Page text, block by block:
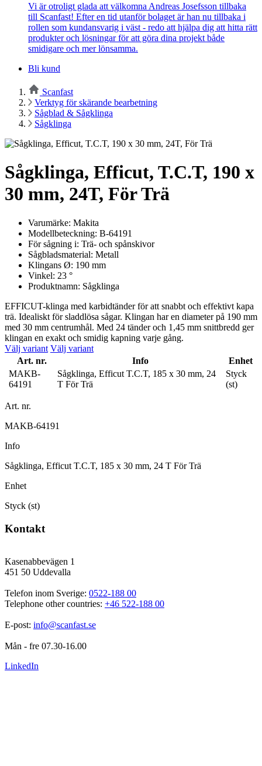
Vi är otroligt glada att välkomna Andreas Josefsson tillbaka
till Scanfast! Efter en tid utanför bolaget är han nu tillbaka i
rollen som kundansvarig i väst - redo att hjälpa dig att hitta rätt
produkter och lösningar för att göra dina projekt både
smidigare och mer lönsamma.
Bli kund
Scanfast
Verktyg för skärande bearbetning
Sågblad & Sågklinga
Sågklinga
Sågklinga, Efficut, T.C.T, 190 x
30 mm, 24T, För Trä
Varumärke: Makita
Modellbeteckning: B-64191
För sågning i: Trä- och spånskivor
Sågbladsmaterial: Metall
Klingans Ø: 190 mm
Vinkel: 23 °
Produktnamn: Sågklinga
EFFICUT-klinga med karbidtänder för att snabbt och effektivt kapa
trä. Idealiskt för sladdlösa sågar. Klingan har en diameter på 190 mm
med 30 mm centrumhål. Med 24 tänder och 1,45 mm snittbredd ger
klingan en exakt och smidig kapning varje gång.
Välj variant Välj variant
Art. nr.
Info
Enhet
MAKB-
64191
Sågklinga, Efficut T.C.T, 185 x 30 mm, 24
T För Trä
Styck
(st)
Art. nr.
MAKB-64191
Info
Sågklinga, Efficut T.C.T, 185 x 30 mm, 24 T För Trä
Enhet
Styck (st)
Kontakt
Kasenabbevägen 1
451 50 Uddevalla
Telefon inom Sverige: 0522-188 00
Telephone other countries: +46 522-188 00
E-post: info@scanfast.se
Mån - fre 07.30-16.00
LinkedIn